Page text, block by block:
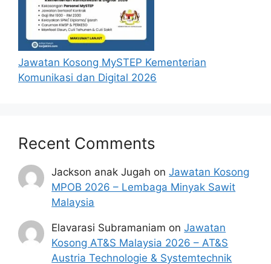
Jawatan Kosong MySTEP Kementerian
Komunikasi dan Digital 2026
Recent Comments
Jackson anak Jugah onJawatan Kosong
MPOB 2026 – Lembaga Minyak Sawit
Malaysia
Elavarasi Subramaniam onJawatan
Kosong AT&S Malaysia 2026 – AT&S
Austria Technologie & Systemtechnik